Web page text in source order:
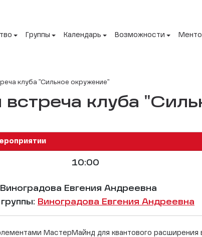
Группы Календарь Возможности
клуба "Сильное окружение"
клуба
10:00
Евгения Андреевна
Виноградова Евгения Андреевна
МастерМайнд для квантового